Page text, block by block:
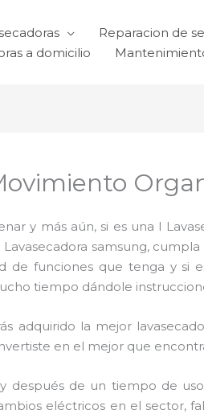
Reparacion de
a domicilio
y más aún, si es una l
samsung,
de funciones que tenga y
tiempo dándole
adquirido la mejor
en el mejor que
después de un tiempo de
eléctricos en el sector,